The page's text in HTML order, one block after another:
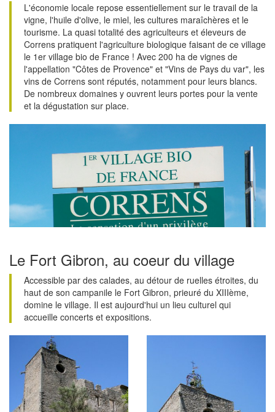
L'économie locale repose essentiellement sur le travail de la
vigne, l'huile d'olive, le miel, les cultures maraîchères et le
tourisme. La quasi totalité des agriculteurs et éleveurs de
Correns pratiquent l'agriculture biologique faisant de ce village
le 1er village bio de France ! Avec 200 ha de vignes de
l'appellation "Côtes de Provence" et "Vins de Pays du var", les
vins de Correns sont réputés, notamment pour leurs blancs.
De nombreux domaines y ouvrent leurs portes pour la vente
et la dégustation sur place.
Le Fort Gibron, au coeur du village
Accessible par des calades, au détour de ruelles étroites, du
haut de son campanile le Fort Gibron, prieuré du XIIIème,
domine le village. Il est aujourd'hui un lieu culturel qui
accueille concerts et expositions.